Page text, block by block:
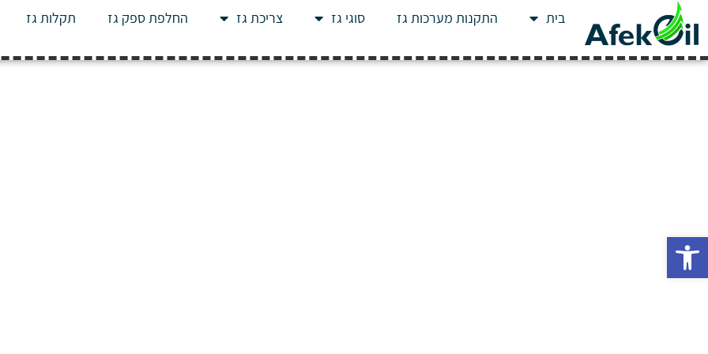
פתח סרגל נגישות
בית התקנות מערכות גז סוגי גז צריכת גז החלפת ספק גז תקלות גז